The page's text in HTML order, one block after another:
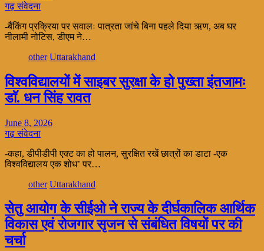
गढ़ संवेदना
-बैंकिंग प्रक्रिया पर सवालः पात्रता जांचे बिना पहले दिया ऋण, अब घर
नीलामी नोटिस, डीएम ने…
other Uttarakhand
विश्वविद्यालयों में साइबर सुरक्षा के हो पुख्ता इंतजामः
डाॅ. धन सिंह रावत
June 8, 2026
गढ़ संवेदना
-कहा, डीपीडीपी एक्ट का हो पालन, सुरक्षित रखें छात्रों का डाटा -एक
विश्वविद्यालय एक शोध’ पर…
other Uttarakhand
सेतु आयोग के सीईओ ने राज्य के दीर्घकालिक आर्थिक
विकास एवं रोजगार सृजन से संबंधित विषयों पर की
चर्चा